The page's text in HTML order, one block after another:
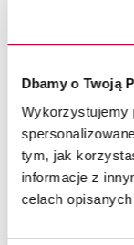
Dbamy o Twoją
Wykorzystujemy
tym, jak
informacje z
celach